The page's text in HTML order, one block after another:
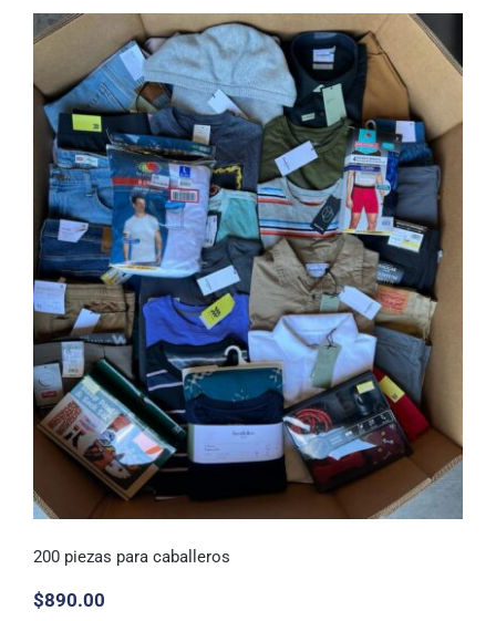
200 piezas para caballeros
200 piezas para caballeros
$890.00